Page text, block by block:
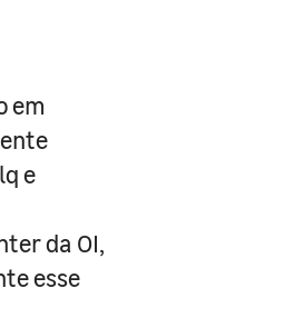
em
e
da OI,
esse